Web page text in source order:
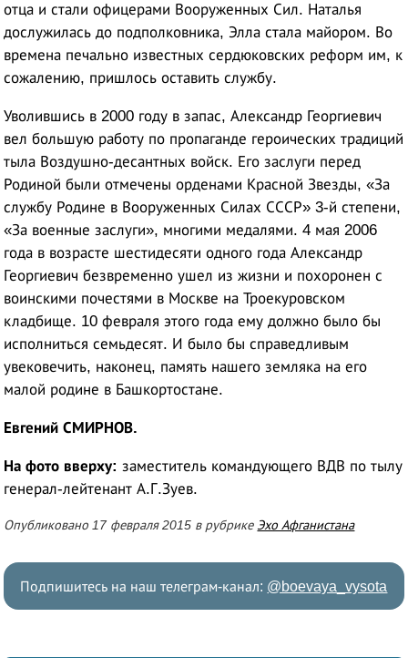
отца и стали офицерами Вооруженных Сил. Наталья
дослужилась до подполковника, Элла стала майором. Во
времена печально известных сердюковских реформ им, к
сожалению, пришлось оставить службу.
Уволившись в 2000 году в запас, Александр Георгиевич
вел большую работу по пропаганде героических традиций
тыла Воздушно-десантных войск. Его заслуги перед
Родиной были отмечены орденами Красной Звезды, «За
службу Родине в Вооруженных Силах СССР» 3-й степени,
«За военные заслуги», многими медалями. 4 мая 2006
года в возрасте шестидесяти одного года Александр
Георгиевич безвременно ушел из жизни и похоронен с
воинскими почестями в Москве на Троекуровском
кладбище. 10 февраля этого года ему должно было бы
исполниться семьдесят. И было бы справедливым
увековечить, наконец, память нашего земляка на его
малой родине в Башкортостане.
Евгений СМИРНОВ.
На фото вверху: заместитель командующего ВДВ по тылу
генерал-лейтенант А.Г.Зуев.
Опубликовано 17 февраля 2015 в рубрикеЭхо Афганистана
Подпишитесь на наш телеграм-канал: @boevaya_vysota